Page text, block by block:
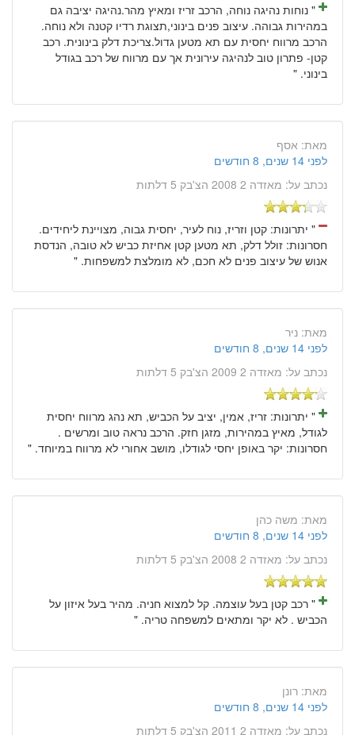
" נוחות נהיגה נוחה, הרכב זריז ומאיץ מהר.נהיגה יציבה גם
במהירות גבוהה. עיצוב פנים בינוני,תצוגת רדיו קטנה ולא נוחה.
הרכב מרווח יחסית עם תא מטען גדול.צריכת דלק בינונית. רכב
קטן- פתרון טוב לנהיגה עירונית אך עם מרווח של רכב בגודל
בינוני. "
מאת: אסף
לפני 14 שנים, 8 חודשים
נכתב על: מאזדה 2 2008 הצ'בק 5 דלתות
" יתרונות: קטן וזריז, נוח לעיר, יחסית גבוה, מצויינת ליחידים.
חסרונות: זולל דלק, תא מטען קטן אחיזת כביש לא טובה, הנדסת
אנוש של עיצוב פנים לא חכם, לא מומלצת למשפחות. "
מאת: ניר
לפני 14 שנים, 8 חודשים
נכתב על: מאזדה 2 2009 הצ'בק 5 דלתות
" יתרונות: זריז, אמין, יציב על הכביש, תא נהג מרווח יחסית
לגודל, מאיץ במהירות, מזגן חזק. הרכב נראה טוב ומרשים .
חסרונות: יקר באופן יחסי לגודלו, מושב אחורי לא מרווח במיוחד. "
מאת: משה כהן
לפני 14 שנים, 8 חודשים
נכתב על: מאזדה 2 2008 הצ'בק 5 דלתות
" רכב קטן בעל עוצמה. קל למצוא חניה. מהיר בעל איזון על
הכביש . לא יקר ומתאים למשפחה טריה. "
מאת: רונן
לפני 14 שנים, 8 חודשים
נכתב על: מאזדה 2 2011 הצ'בק 5 דלתות